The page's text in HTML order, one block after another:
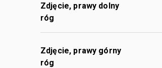
Zdjęcie, prawy dolny
róg
Zdjęcie, prawy górny
róg